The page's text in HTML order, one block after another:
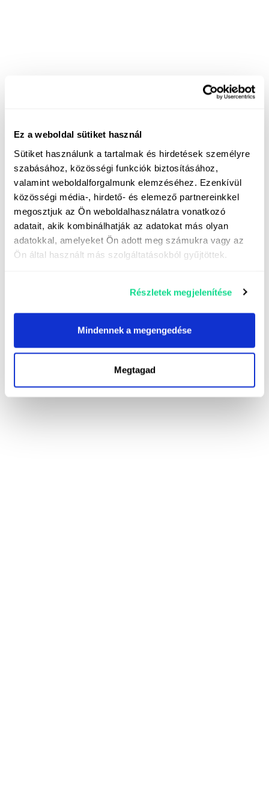
Ez a weboldal sütiket használ
Sütiket használunk a tartalmak és hirdetések személyre
szabásához, közösségi funkciók biztosításához,
valamint weboldalforgalmunk elemzéséhez. Ezenkívül
közösségi média-, hirdető- és elemező partnereinkkel
megosztjuk az Ön weboldalhasználatra vonatkozó
adatait, akik kombinálhatják az adatokat más olyan
adatokkal, amelyeket Ön adott meg számukra vagy az
Ön által használt más szolgáltatásokból gyűjtöttek.
Részletek megjelenítése
Mindennek a megengedése
Megtagad